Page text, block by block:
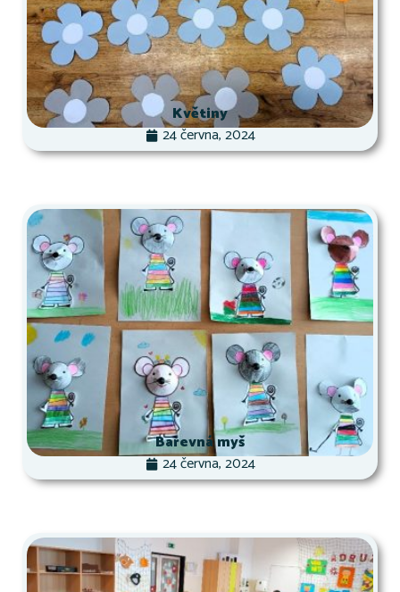
Květiny
24 června, 2024
Barevná myš
24 června, 2024